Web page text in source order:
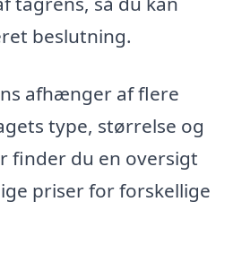
beslutning.
afhænger af flere
type, størrelse og
finder du en oversigt
priser for forskellige